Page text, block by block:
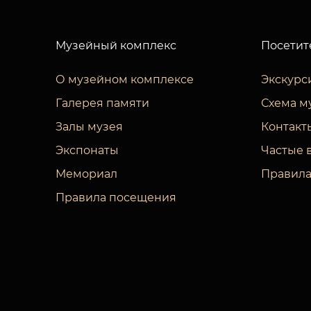
Музейный комплекс
О музейном комплексе
Галерея памяти
Залы музея
Экспонаты
Мемориал
Правила посещения
Схема
Частые